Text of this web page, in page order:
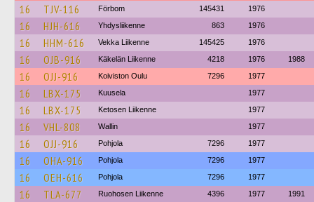
16 TJV-116 Förbom 145431 1976
16 HJH-616 Yhdysliikenne 863 1976
16 HHM-616 Vekka Liikenne 145425 1976
16 OJB-916 Käkelän Liikenne 4218 1976 1988
16 OJJ-916 Koiviston Oulu 7296 1977
16 LBX-175 Kuusela 1977
16 LBX-175 Ketosen Liikenne 1977
16 VHL-808 Wallin 1977
16 OJJ-916 Pohjola 7296 1977
16 OHA-916 Pohjola 7296 1977
16 OEH-616 Pohjola 7296 1977
16 TLA-677 Ruohosen Liikenne 4396 1977 1991